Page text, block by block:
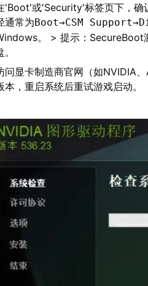
'Boot'或'Security'标签页下，确
通常为Boot→CSM
。 > 提示：SecureBoot
问显卡制造商官网（如NVIDIA
本，重启系统后重试游戏启动。